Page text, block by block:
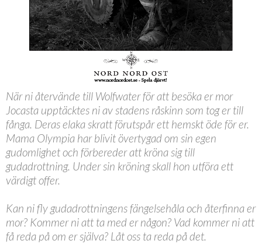
När ni återvände till Wolfwater för att besöka er mor
Jocasta upptäcktes ni av stadens råskinn som tog er till
fånga. Deras elaka skratt förutspår ett hemskt öde för er.
Mama Olympia har blivit övertygad om sin egen
gudomlighet och förbereder att kröna sig till
gudadrottning. Under sin kröning skall hon utföra ett
värdigt offer.
Kan ni fly gudadrottningens fängelsehåla och återfinna er
mor? Kommer ni att ta med er någon? Vad kommer ni att
få reda på om er själva? Låt oss ta reda på det.